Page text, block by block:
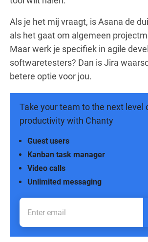
Als je het mij vraagt, is Asana de
als het gaat om algemeen
Maar werk je specifiek in agile
softwaretesters? Dan is Jira
betere optie voor jou.
Take your team to the next level
productivity with Chanty
Unlimited messaging
Video calls
Kanban task manager
Guest users